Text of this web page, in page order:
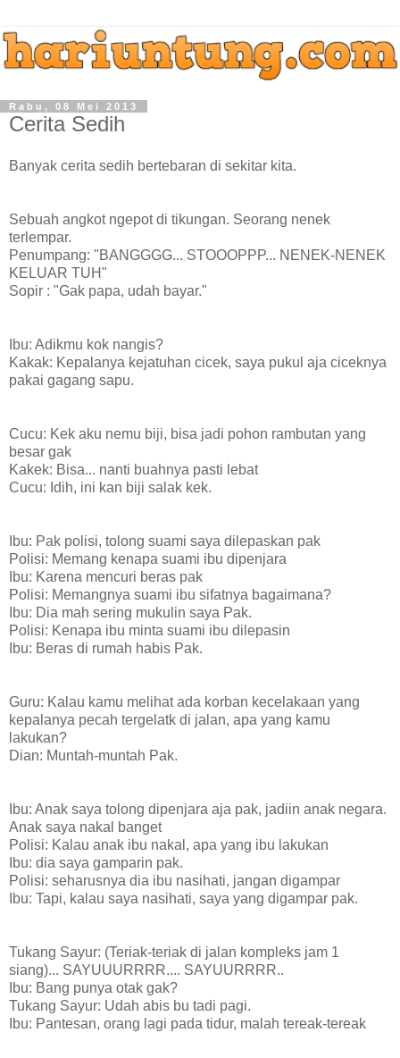
Rabu, 08 Mei 2013
Cerita Sedih
Banyak cerita sedih bertebaran di sekitar kita.
Sebuah angkot ngepot di tikungan. Seorang nenek
terlempar.
Penumpang: "BANGGGG... STOOOPPP... NENEK-NENEK
KELUAR TUH"
Sopir : "Gak papa, udah bayar."
Ibu: Adikmu kok nangis?
Kakak: Kepalanya kejatuhan cicek, saya pukul aja ciceknya
pakai gagang sapu.
Cucu: Kek aku nemu biji, bisa jadi pohon rambutan yang
besar gak
Kakek: Bisa... nanti buahnya pasti lebat
Cucu: Idih, ini kan biji salak kek.
Ibu: Pak polisi, tolong suami saya dilepaskan pak
Polisi: Memang kenapa suami ibu dipenjara
Ibu: Karena mencuri beras pak
Polisi: Memangnya suami ibu sifatnya bagaimana?
Ibu: Dia mah sering mukulin saya Pak.
Polisi: Kenapa ibu minta suami ibu dilepasin
Ibu: Beras di rumah habis Pak.
Guru: Kalau kamu melihat ada korban kecelakaan yang
kepalanya pecah tergelatk di jalan, apa yang kamu
lakukan?
Dian: Muntah-muntah Pak.
Ibu: Anak saya tolong dipenjara aja pak, jadiin anak negara.
Anak saya nakal banget
Polisi: Kalau anak ibu nakal, apa yang ibu lakukan
Ibu: dia saya gamparin pak.
Polisi: seharusnya dia ibu nasihati, jangan digampar
Ibu: Tapi, kalau saya nasihati, saya yang digampar pak.
Tukang Sayur: (Teriak-teriak di jalan kompleks jam 1
siang)... SAYUUURRRR.... SAYUURRRR..
Ibu: Bang punya otak gak?
Tukang Sayur: Udah abis bu tadi pagi.
Ibu: Pantesan, orang lagi pada tidur, malah tereak-tereak